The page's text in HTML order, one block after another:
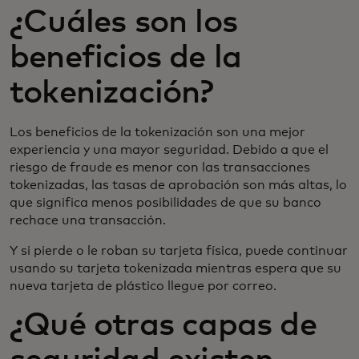
¿Cuáles son los
beneficios de la
tokenización?
Los beneficios de la tokenización son una mejor
experiencia y una mayor seguridad. Debido a que el
riesgo de fraude es menor con las transacciones
tokenizadas, las tasas de aprobación son más altas, lo
que significa menos posibilidades de que su banco
rechace una transacción.
Y si pierde o le roban su tarjeta física, puede continuar
usando su tarjeta tokenizada mientras espera que su
nueva tarjeta de plástico llegue por correo.
¿Qué otras capas de